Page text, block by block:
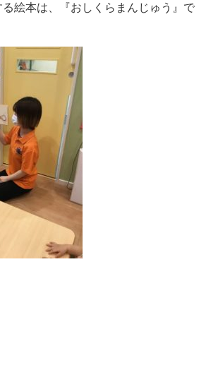
絵本は、『おしくらまんじゅう』で